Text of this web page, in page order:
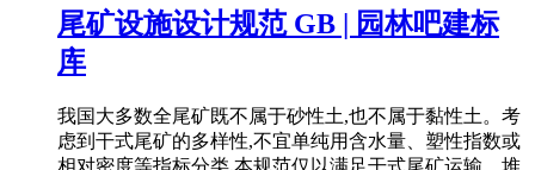
尾矿设施设计规范 GB | 园林吧建标
库
我国大多数全尾矿既不属于砂性土,也不属于黏性土。考
虑到干式尾矿的多样性,不宜单纯用含水量、塑性指数或
相对密度等指标分类,本规范仅以满足干式尾矿运输、堆